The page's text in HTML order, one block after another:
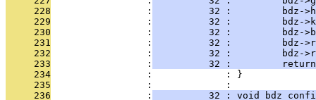
     228
                 :
32 :         bdz-
     229
                 :
32 :         bdz-
     230
                 :
32 :         bdz-
     231
                 :
32 :         bdz-
     232
                 :
32 :         bdz-
     233
                 :
32 :
     234
                 :             : }
     235
                 :             :
     236
                 :
32 : void